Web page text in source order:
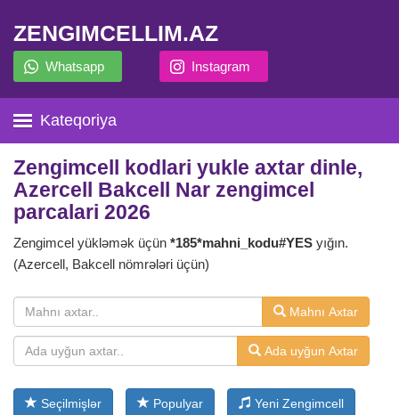
ZENGIMCELLIM.AZ
Whatsapp Instagram
Kateqoriya
Zengimcell kodlari yukle axtar dinle,
Azercell Bakcell Nar zengimcel
parcalari 2026
Zengimcel yükləmək üçün *185*mahni_kodu#YES yığın.
(Azercell, Bakcell nömrələri üçün)
Mahnı Axtar
Ada uyğun Axtar
Seçilmişlər Populyar Yeni Zengimcell